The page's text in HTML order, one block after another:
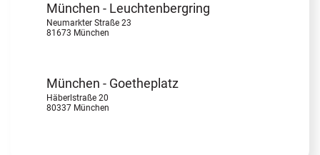
München - Leuchtenbergring
Neumarkter Straße 23
81673 München
München - Goetheplatz
Häberlstraße 20
80337 München